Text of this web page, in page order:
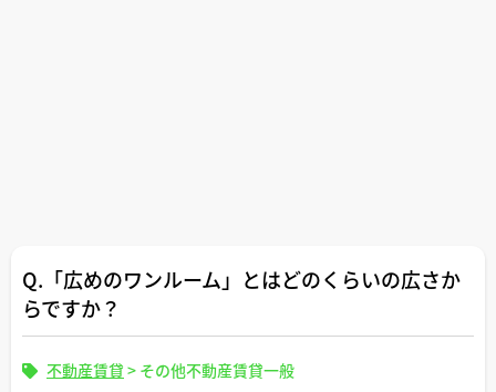
Q.「広めのワンルーム」とはどのくらいの広さか
らですか？
不動産賃貸 > その他不動産賃貸一般